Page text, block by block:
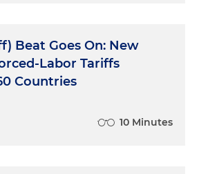
Beat Goes On: New
Labor Tariffs
Countries
10 Minutes